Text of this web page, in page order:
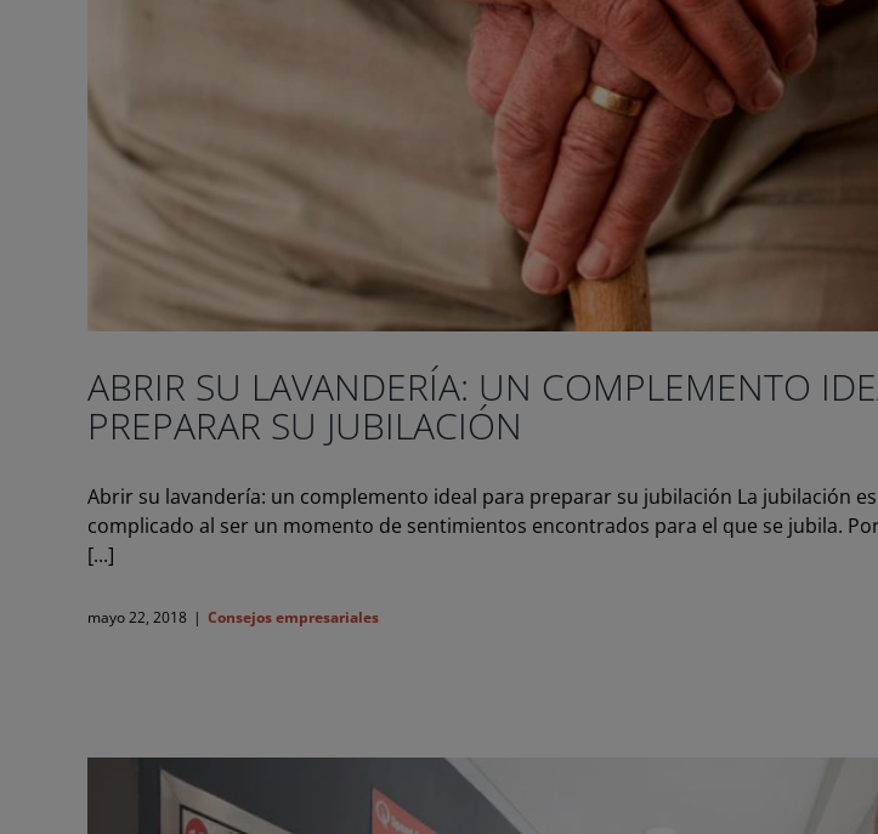
ABRIR SU LAVANDERÍA: UN COMPLEMENTO
PREPARAR SU JUBILACIÓN
Abrir su lavandería: un complemento ideal para preparar su jubilación La jubilación
complicado al ser un momento de sentimientos encontrados para el que se jubila.
[...]
mayo 22, 2018 | Consejos empresariales